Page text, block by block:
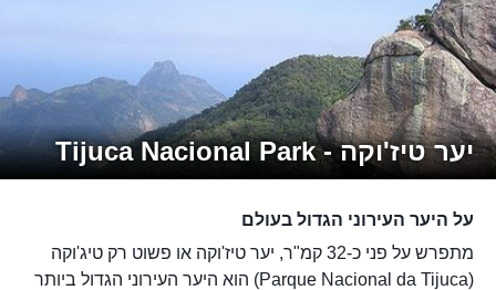
יער טיז'וקה - Tijuca Nacional Park
על היער העירוני הגדול בעולם
מתפרש על פני כ-32 קמ"ר, יער טיז'וקה או פשוט רק טיג'וקה
(Parque Nacional da Tijuca) הוא היער העירוני הגדול ביותר